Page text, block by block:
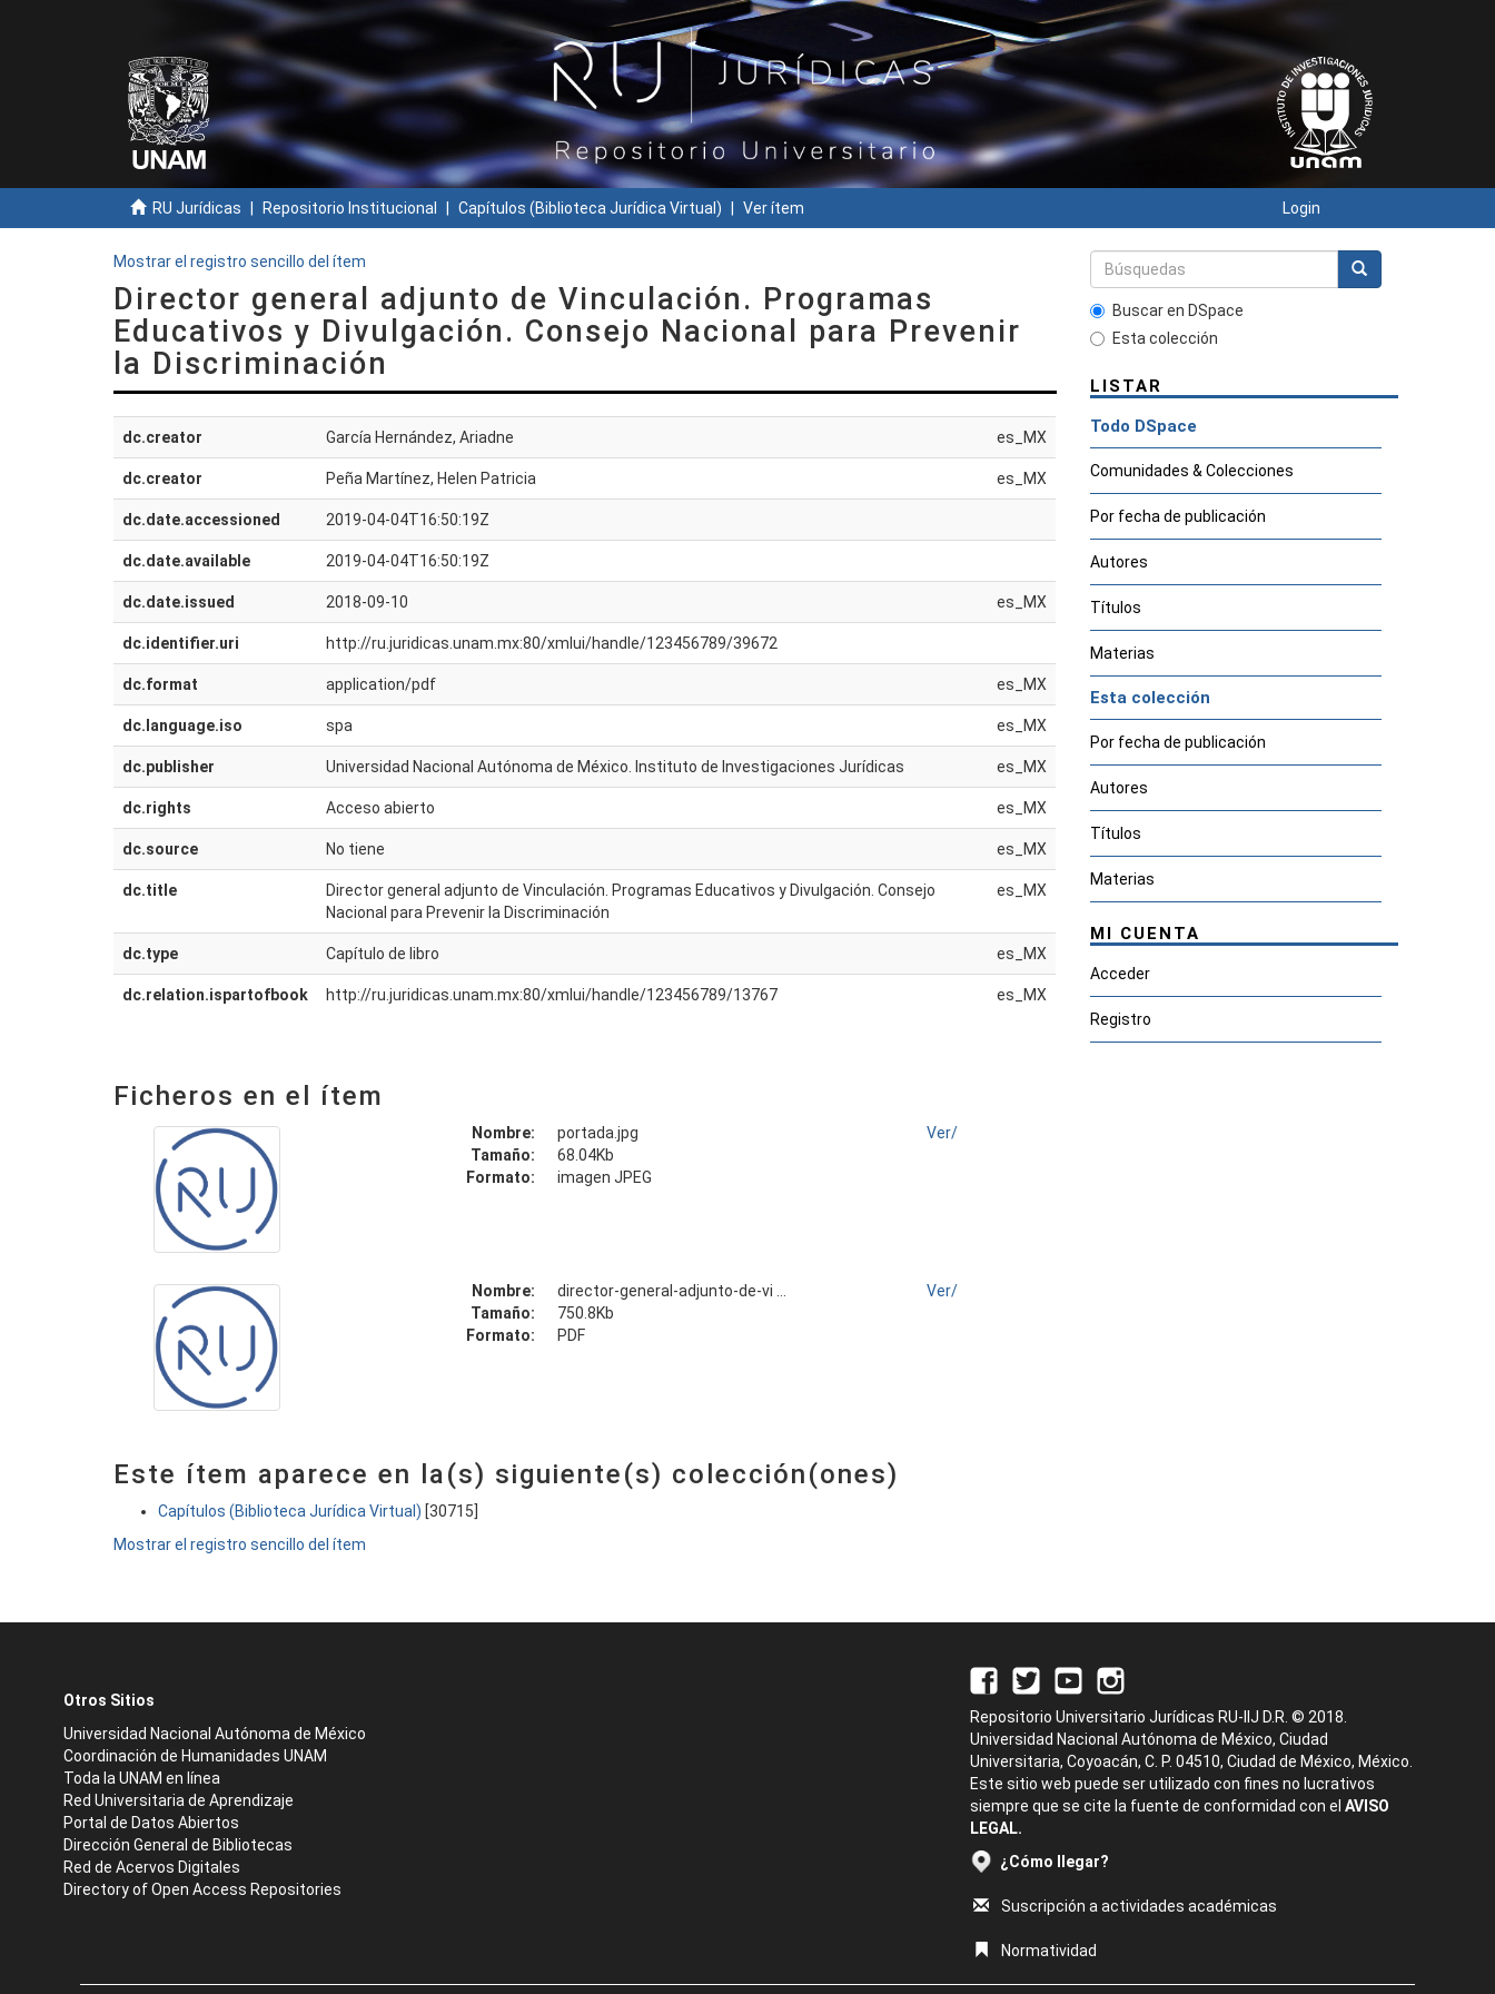
RU Jurídicas Repositorio Institucional Capítulos (Biblioteca Jurídica Virtual) Ver ítem Login
Mostrar el registro sencillo del ítem
Director general adjunto de Vinculación. Programas
Educativos y Divulgación. Consejo Nacional para Prevenir
la Discriminación
dc.creator García Hernández, Ariadne es_MX
dc.creator Peña Martínez, Helen Patricia es_MX
dc.date.accessioned 2019-04-04T16:50:19Z
dc.date.available 2019-04-04T16:50:19Z
dc.date.issued 2018-09-10 es_MX
dc.identifier.uri http://ru.juridicas.unam.mx:80/xmlui/handle/123456789/39672
dc.format application/pdf es_MX
dc.language.iso spa es_MX
dc.publisher Universidad Nacional Autónoma de México. Instituto de Investigaciones Jurídicas es_MX
dc.rights Acceso abierto es_MX
dc.source No tiene es_MX
dc.title
Director general adjunto de Vinculación. Programas Educativos y Divulgación. Consejo
Nacional para Prevenir la Discriminación
es_MX
dc.type Capítulo de libro es_MX
dc.relation.ispartofbook http://ru.juridicas.unam.mx:80/xmlui/handle/123456789/13767 es_MX
Ficheros en el ítem
Nombre:
portada.jpg
Tamaño:
68.04Kb
Formato:
imagen JPEG
Ver/
Nombre:
director-general-adjunto-de-vi ...
Tamaño:
750.8Kb
Formato:
PDF
Ver/
Este ítem aparece en la(s) siguiente(s) colección(ones)
Capítulos (Biblioteca Jurídica Virtual) [30715]
Mostrar el registro sencillo del ítem
Buscar en DSpace
Esta colección
LISTAR
Todo DSpace
Comunidades & Colecciones
Por fecha de publicación
Autores
Títulos
Materias
Esta colección
Por fecha de publicación
Autores
Títulos
Materias
MI CUENTA
Acceder
Registro
Otros Sitios
Universidad Nacional Autónoma de México
Coordinación de Humanidades UNAM
Toda la UNAM en línea
Red Universitaria de Aprendizaje
Portal de Datos Abiertos
Dirección General de Bibliotecas
Red de Acervos Digitales
Directory of Open Access Repositories
Repositorio Universitario Jurídicas RU-IIJ D.R. © 2018.
Universidad Nacional Autónoma de México, Ciudad
Universitaria, Coyoacán, C. P. 04510, Ciudad de México, México.
Este sitio web puede ser utilizado con fines no lucrativos
siempre que se cite la fuente de conformidad con el AVISO
LEGAL.
¿Cómo llegar?
Suscripción a actividades académicas
Normatividad